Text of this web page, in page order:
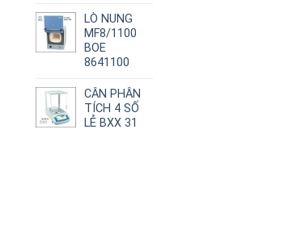
LÒ NUNG
MF8/1100
BOE
8641100
CÂN PHÂN
TÍCH 4 SỐ
LẺ BXX 31